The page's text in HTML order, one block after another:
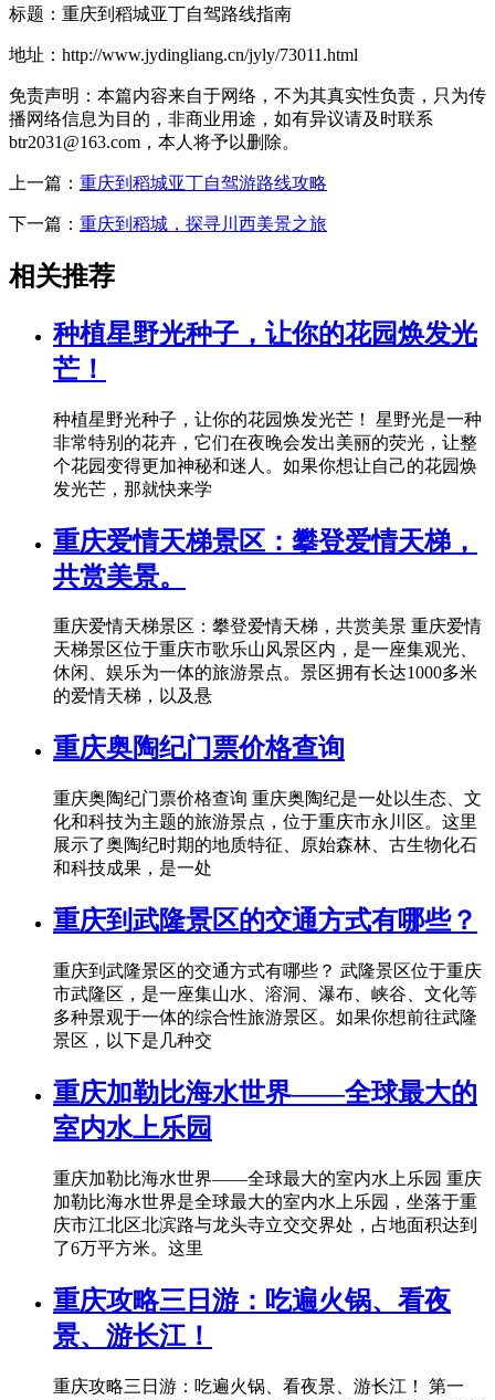
标题：重庆到稻城亚丁自驾路线指南
地址：http://www.jydingliang.cn/jyly/73011.html
免责声明：本篇内容来自于网络，不为其真实性负责，只为传
播网络信息为目的，非商业用途，如有异议请及时联系
btr2031@163.com，本人将予以删除。
上一篇： 重庆到稻城亚丁自驾游路线攻略
下一篇： 重庆到稻城，探寻川西美景之旅
相关推荐
种植星野光种子，让你的花园焕发光
芒！
种植星野光种子，让你的花园焕发光芒！ 星野光是一种
非常特别的花卉，它们在夜晚会发出美丽的荧光，让整
个花园变得更加神秘和迷人。如果你想让自己的花园焕
发光芒，那就快来学
重庆爱情天梯景区：攀登爱情天梯，
共赏美景。
重庆爱情天梯景区：攀登爱情天梯，共赏美景 重庆爱情
天梯景区位于重庆市歌乐山风景区内，是一座集观光、
休闲、娱乐为一体的旅游景点。景区拥有长达1000多米
的爱情天梯，以及悬
重庆奥陶纪门票价格查询
重庆奥陶纪门票价格查询 重庆奥陶纪是一处以生态、文
化和科技为主题的旅游景点，位于重庆市永川区。这里
展示了奥陶纪时期的地质特征、原始森林、古生物化石
和科技成果，是一处
重庆到武隆景区的交通方式有哪些？
重庆到武隆景区的交通方式有哪些？ 武隆景区位于重庆
市武隆区，是一座集山水、溶洞、瀑布、峡谷、文化等
多种景观于一体的综合性旅游景区。如果你想前往武隆
景区，以下是几种交
重庆加勒比海水世界——全球最大的
室内水上乐园
重庆加勒比海水世界——全球最大的室内水上乐园 重庆
加勒比海水世界是全球最大的室内水上乐园，坐落于重
庆市江北区北滨路与龙头寺立交交界处，占地面积达到
了6万平方米。这里
重庆攻略三日游：吃遍火锅、看夜
景、游长江！
重庆攻略三日游：吃遍火锅、看夜景、游长江！ 第一